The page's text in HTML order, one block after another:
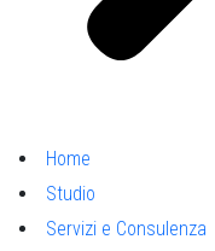
Home
Studio
Servizi e Consulenza